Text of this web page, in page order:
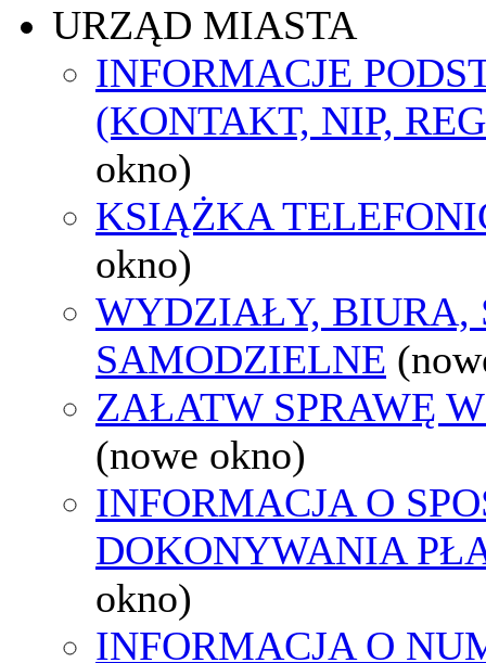
URZĄD MIASTA
INFORMACJE
(KONTAKT, NIP,
okno)
KSIĄŻKA
okno)
WYDZIAŁY, BIURA,
SAMODZIELNE
ZAŁATW SPRAWĘ
(nowe okno)
INFORMACJA O
DOKONYWANIA
okno)
INFORMACJA O